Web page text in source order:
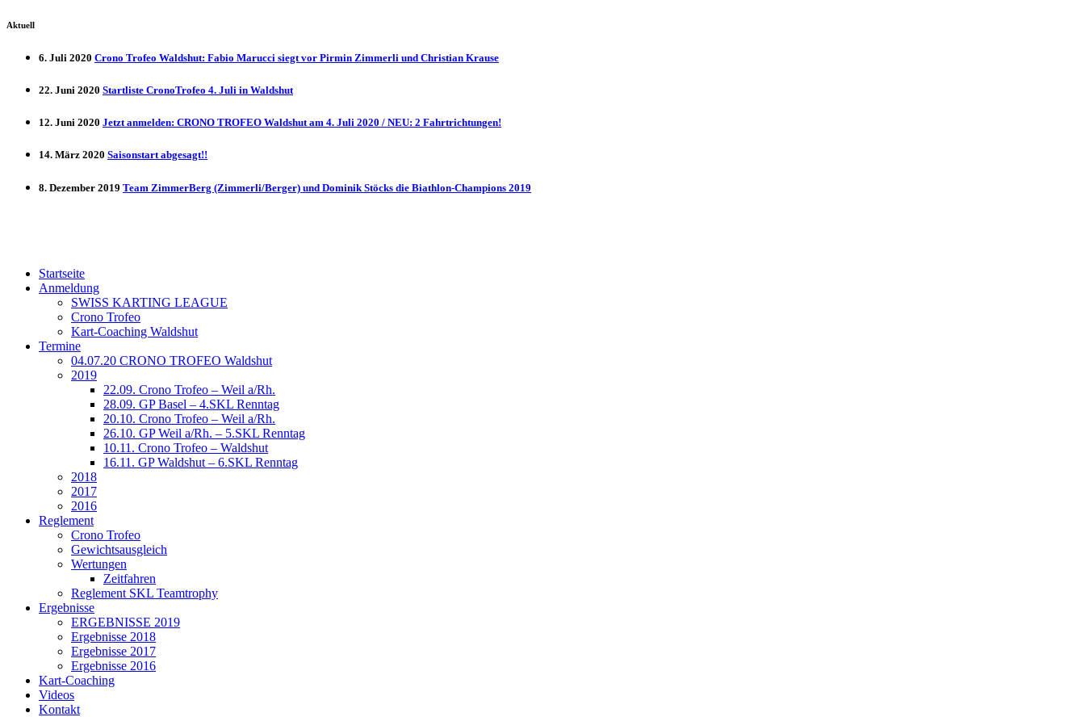
Aktuell
6. Juli 2020 Crono Trofeo Waldshut: Fabio Marucci siegt vor Pirmin Zimmerli und Christian Krause
22. Juni 2020 Startliste CronoTrofeo 4. Juli in Waldshut
12. Juni 2020 Jetzt anmelden: CRONO TROFEO Waldshut am 4. Juli 2020 / NEU: 2 Fahrtrichtungen!
14. März 2020 Saisonstart abgesagt!!
8. Dezember 2019 Team ZimmerBerg (Zimmerli/Berger) und Dominik Stöcks die Biathlon-Champions 2019
Startseite
Anmeldung
SWISS KARTING LEAGUE
Crono Trofeo
Kart-Coaching Waldshut
Termine
04.07.20 CRONO TROFEO Waldshut
2019
22.09. Crono Trofeo – Weil a/Rh.
28.09. GP Basel – 4.SKL Renntag
20.10. Crono Trofeo – Weil a/Rh.
26.10. GP Weil a/Rh. – 5.SKL Renntag
10.11. Crono Trofeo – Waldshut
16.11. GP Waldshut – 6.SKL Renntag
2018
2017
2016
Reglement
Crono Trofeo
Gewichtsausgleich
Wertungen
Zeitfahren
Reglement SKL Teamtrophy
Ergebnisse
ERGEBNISSE 2019
Ergebnisse 2018
Ergebnisse 2017
Ergebnisse 2016
Kart-Coaching
Videos
Kontakt